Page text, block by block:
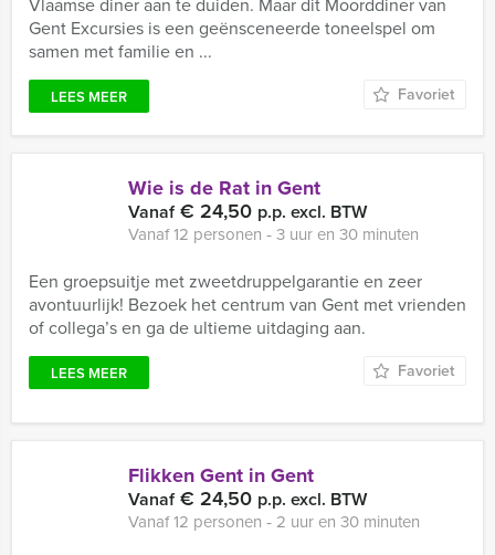
Gent Excursies is een geënsceneerde toneelspel om
samen met familie en ...
LEES MEER Favoriet
Wie is de Rat in Gent
Vanaf€ 24,50 p.p. excl. BTW
Vanaf 12 personen ‐ 3 uur en 30 minuten
Een groepsuitje met zweetdruppelgarantie en zeer
avontuurlijk! Bezoek het centrum van Gent met vrienden
of collega’s en ga de ultieme uitdaging aan.
LEES MEER Favoriet
Flikken Gent in Gent
Vanaf€ 24,50 p.p. excl. BTW
Vanaf 12 personen ‐ 2 uur en 30 minuten